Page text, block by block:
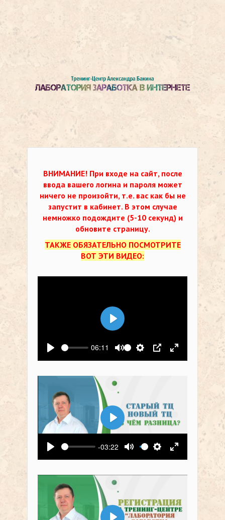
ВНИМАНИЕ! При входе на сайт, после
ввода вашего логина и пароля может
ничего не произойти, т.е. вас как бы не
запустит в кабинет. В этом случае
немножко подождите (5-10 секунд) и
обновите страницу.
ТАКЖЕ ОБЯЗАТЕЛЬНО ПОСМОТРИТЕ
ВОТ ЭТИ ВИДЕО:
Воспроизвести
06:11
Выключить звук
Настройки
PIP На весь
Воспроизвести
Воспроизвести
-03:22
Выключить звук
Настройки
На весь
Воспроизвести